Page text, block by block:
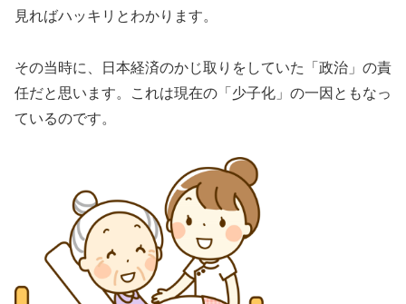
見ればハッキリとわかります。
その当時に、日本経済のかじ取りをしていた「政治」の責
任だと思います。これは現在の「少子化」の一因ともなっ
ているのです。